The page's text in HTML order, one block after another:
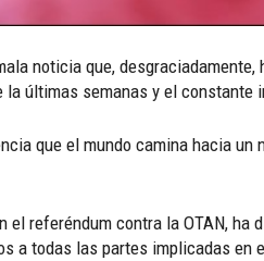
noticia que,
últimas semanas y el
que el mundo camina hacia
referéndum contra la OTAN,
a todas las partes implicadas